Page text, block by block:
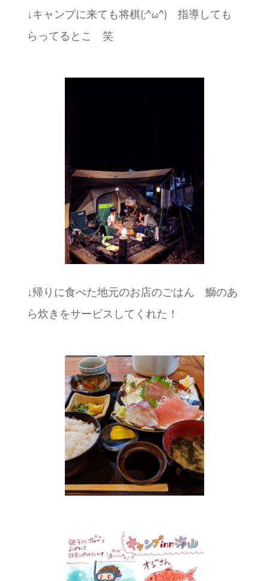
↓キャンプに来ても将棋(;^ω^) 指導しても
らってるとこ 笑
↓帰りに食べた地元のお店のごはん 鰤のあ
ら炊きをサービスしてくれた！